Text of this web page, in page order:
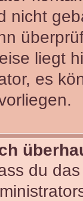
nicht
liegt
es
du